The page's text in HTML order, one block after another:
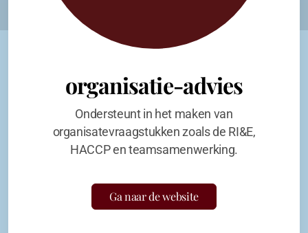
organisatie-advies
Ondersteunt in het maken van
organisatevraagstukken zoals de RI&E,
HACCP en teamsamenwerking.
Ga naar de website